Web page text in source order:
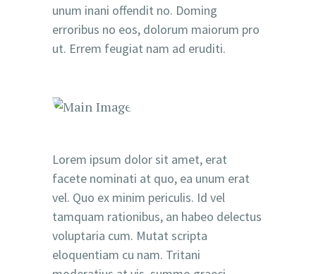
unum inani offendit no. Doming
erroribus no eos, dolorum maiorum pro
ut. Errem feugiat nam ad eruditi.
Lorem ipsum dolor sit amet, erat
facete nominati at quo, ea unum erat
vel. Quo ex minim periculis. Id vel
tamquam rationibus, an habeo delectus
voluptaria cum. Mutat scripta
eloquentiam cu nam. Tritani